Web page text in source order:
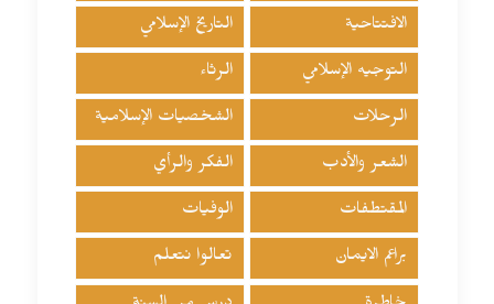
الافتتاحية التاريخ الإسلامي
التوجيه الإسلامي الرثاء
الرحلات الشخصيات الإسلامية
الشعر والأدب الفكر والرأي
المقتطفات الوفيات
براعم الايمان تعالوا نتعلم